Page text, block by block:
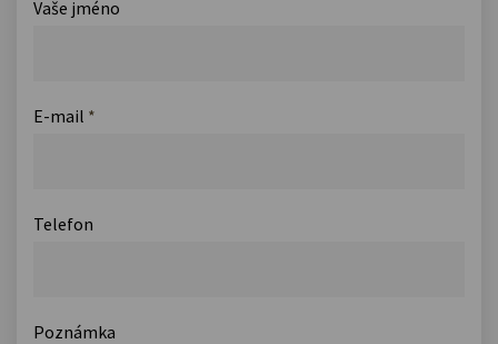
Vaše jméno
E-mail *
Telefon
Poznámka